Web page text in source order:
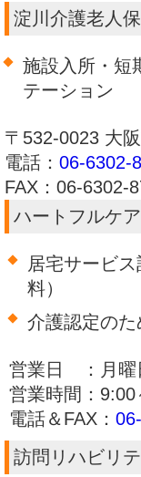
淀川介護老人
施設入所・短
テーション
〒532-0023 大
電話： 06-6302-
FAX：06-6302-
ハートフルケ
居宅サービ
料）
介護認定のた
営業日 ：月曜
営業時間：9:00
電話＆FAX：
訪問リハビリ